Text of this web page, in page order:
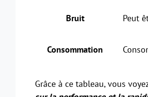
Bruit Peut
Consommation
Grâce à ce tableau, vous